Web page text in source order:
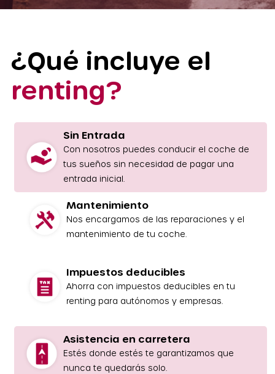
¿Qué incluye el
renting?
Sin Entrada
Con nosotros puedes conducir el coche de
tus sueños sin necesidad de pagar una
entrada inicial.
Mantenimiento
Nos encargamos de las reparaciones y el
mantenimiento de tu coche.
Impuestos deducibles
Ahorra con impuestos deducibles en tu
renting para autónomos y empresas.
Asistencia en carretera
Estés donde estés te garantizamos que
nunca te quedarás solo.